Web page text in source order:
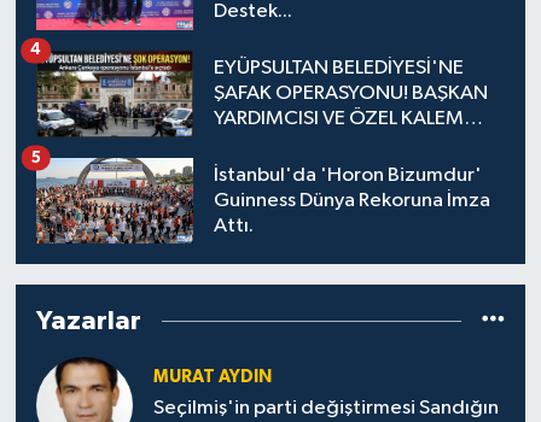
Destek...
EYÜPSULTAN BELEDİYESİ'NE
ŞAFAK OPERASYONU! BAŞKAN
YARDIMCISI VE ÖZEL KALEM
4
İstanbul'da 'Horon Bizumdur'
Guinness Dünya Rekoruna İmza
Attı.
5
Yazarlar
MURAT AYDIN
Seçilmiş'in parti değiştirmesi Sandığın